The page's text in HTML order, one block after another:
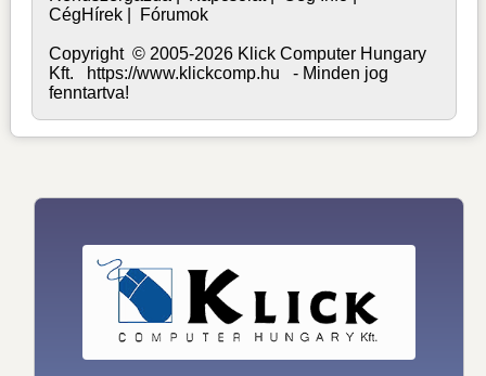
CégHírek
Fórumok
Copyright © 2005-2026 Klick Computer Hungary
Kft. https://www.klickcomp.hu - Minden jog
fenntartva!